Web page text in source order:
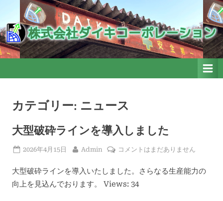
content
株式会社ダイキコーポレーシ
ョン
株式会社ダイキコーポレーション
カテゴリー: ニュース
大型破砕ラインを導入しました
Posted
2026年4月15日 By
Admin
大
破
砕
コメントはまだありません
大型破砕ラインを導入いたしました。さらなる生産能力の
向上を見込んでおります。 Views: 34